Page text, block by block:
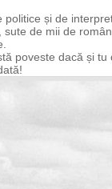
politice și de
sute de mii de
poveste dacă și